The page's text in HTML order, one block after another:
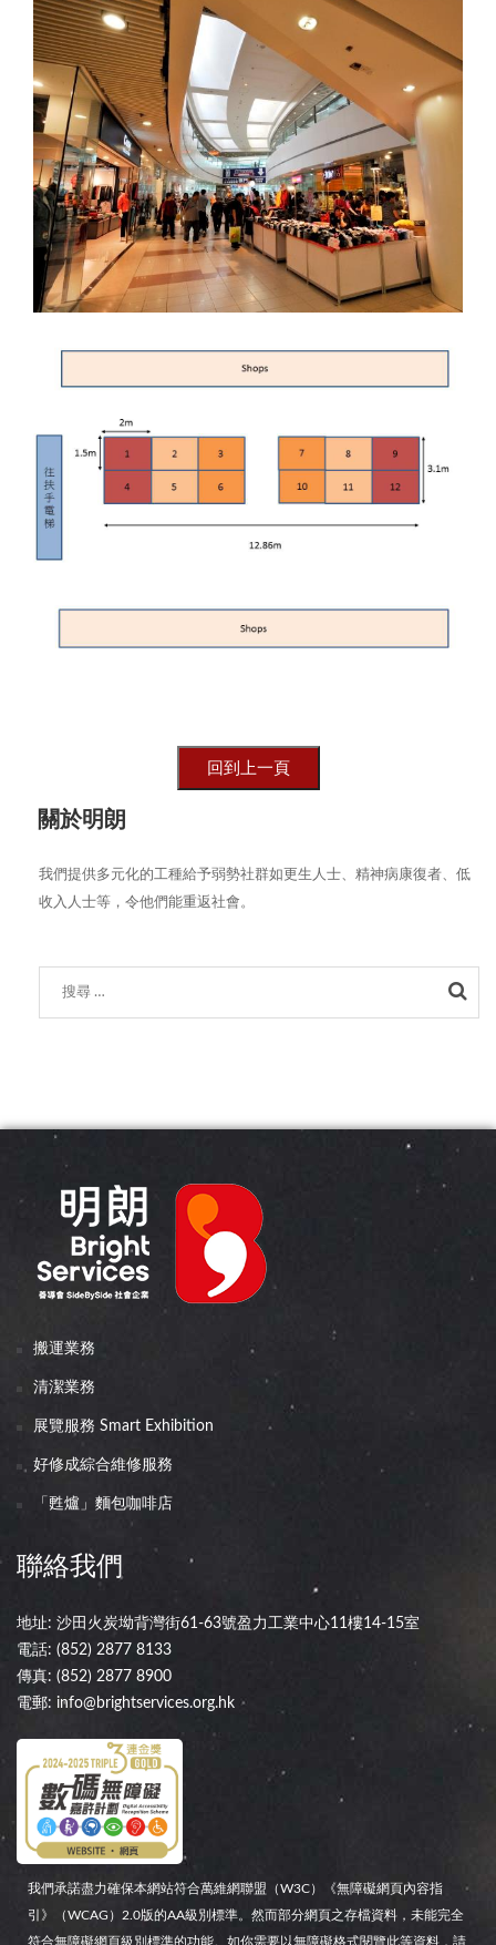
關於明朗
我們提供多元化的工種給予弱勢社群如更生人士、精神病康復者、低
收入人士等，令他們能重返社會。
搬運業務
清潔業務
展覽服務 Smart Exhibition
好修成綜合維修服務
「甦爐」麵包咖啡店
聯絡我們
地址: 沙田火炭坳背灣街61-63號盈力工業中心11樓14-15室
電話: (852) 2877 8133
傳真: (852) 2877 8900
電郵: info@brightservices.org.hk
我們承諾盡力確保本網站符合萬維網聯盟（W3C）《無障礙網頁內容指
引》（WCAG）2.0版的AA級別標準。然而部分網頁之存檔資料，未能完全
符合無障礙網頁級別標準的功能。如你需要以無障礙格式閱覽此等資料，請